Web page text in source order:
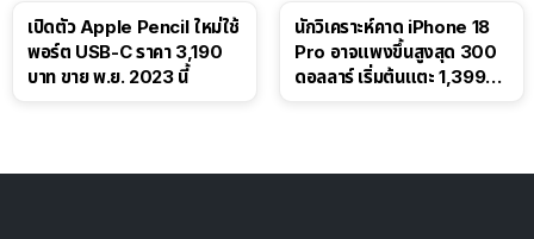
เปิดตัว Apple Pencil ใหม่ใช้
พอร์ต USB-C ราคา 3,190
บาท ขาย พ.ย. 2023 นี้
นักวิเคราะห์คาด iPhone 18
Pro อาจแพงขึ้นสูงสุด 300
ดอลลาร์ เริ่มต้นแตะ 1,399